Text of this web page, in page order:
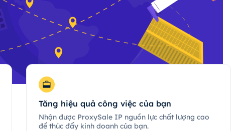
Tăng hiệu quả công việc của bạn
Nhận được ProxySale IP nguồn lực chất lượng cao
để thúc đẩy kinh doanh của bạn.